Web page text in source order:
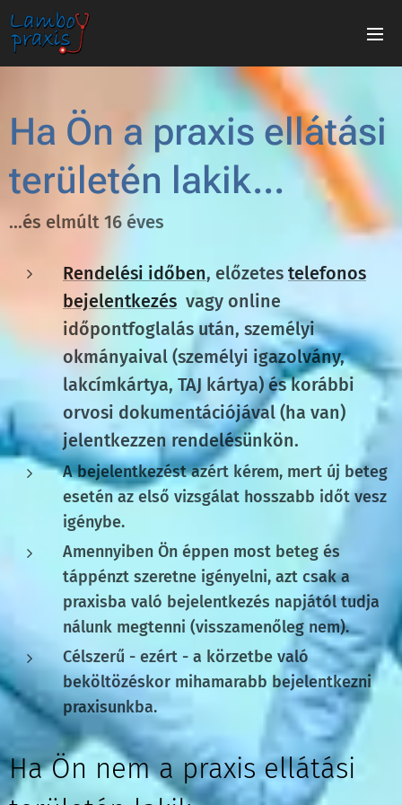
Ha Ön a praxis ellátási
területén lakik...
...és elmúlt 16 éves
Rendelési időben, előzetes telefonos
bejelentkezés vagy online
időpontfoglalás után, személyi
okmányaival (személyi igazolvány,
lakcímkártya, TAJ kártya) és korábbi
orvosi dokumentációjával (ha van)
jelentkezzen rendelésünkön.
A bejelentkezést azért kérem, mert új beteg
esetén az első vizsgálat hosszabb időt vesz
igénybe.
Amennyiben Ön éppen most beteg és
táppénzt szeretne igényelni, azt csak a
praxisba való bejelentkezés napjától tudja
nálunk megtenni (visszamenőleg nem).
Célszerű - ezért - a körzetbe való
beköltözéskor mihamarabb bejelentkezni
praxisunkba.
Ha Ön nem a praxis ellátási